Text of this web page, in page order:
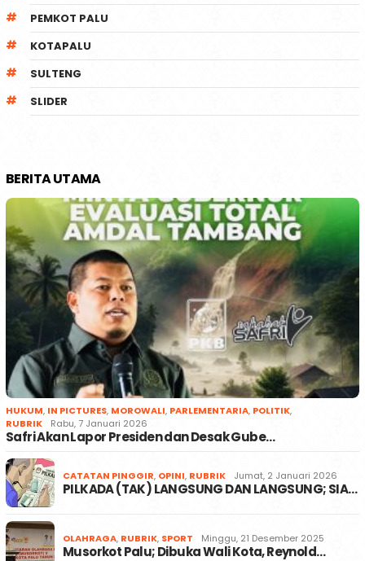
PEMKOT PALU
KOTAPALU
SULTENG
SLIDER
BERITA UTAMA
HUKUM, IN PICTURES, MOROWALI, PARLEMENTARIA, POLITIK,
RUBRIK
Rabu, 7 Januari 2026
Safri Akan Lapor Presiden dan Desak Gube…
CATATAN PINGGIR, OPINI, RUBRIK Jumat, 2 Januari 2026
PILKADA (TAK) LANGSUNG DAN LANGSUNG; SIA…
OLAHRAGA, RUBRIK, SPORT Minggu, 21 Desember 2025
Musorkot Palu; Dibuka Wali Kota, Reynold…